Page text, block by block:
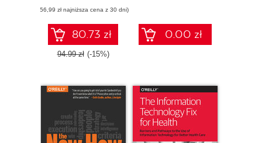
(56,99 zł najniższa cena z 30 dni)
80.73 zł
94.99 zł (-15%)
0.00 zł